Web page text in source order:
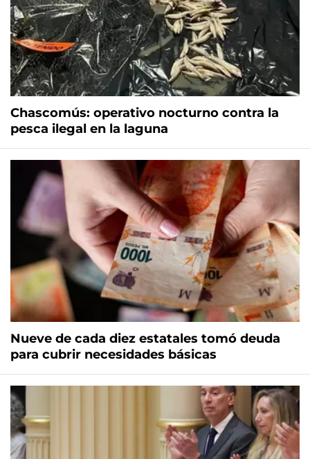
Chascomús: operativo nocturno contra la
pesca ilegal en la laguna
Nueve de cada diez estatales tomó deuda
para cubrir necesidades básicas